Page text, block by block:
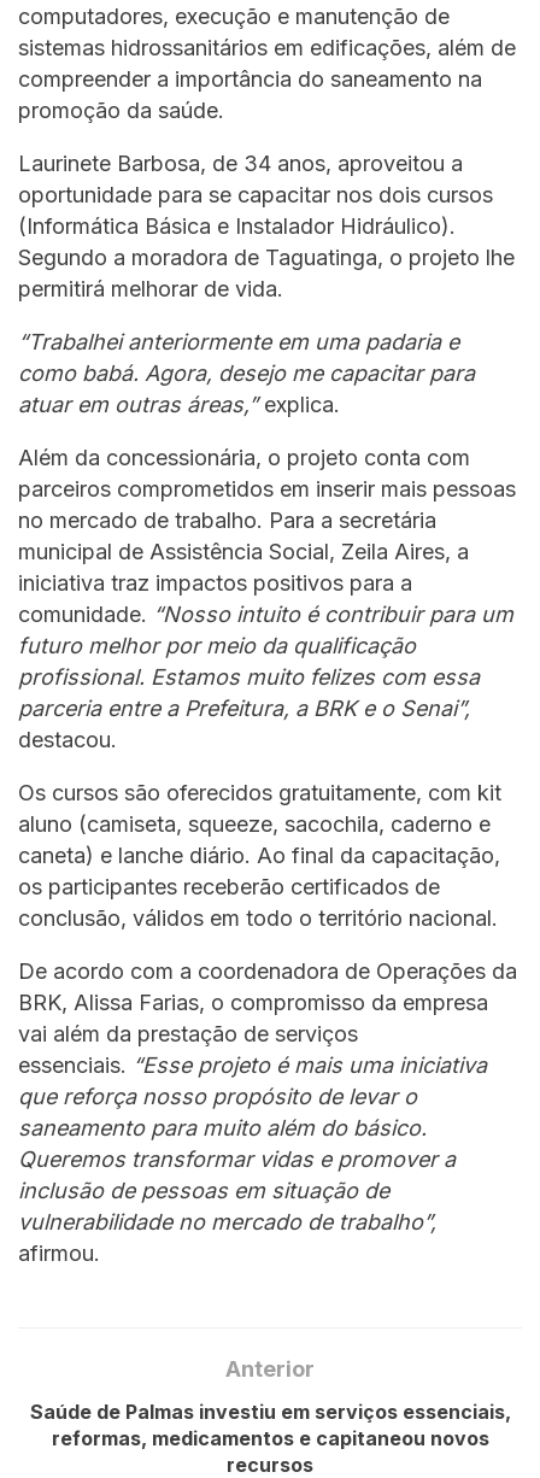
computadores, execução e manutenção de
sistemas hidrossanitários em edificações, além de
compreender a importância do saneamento na
promoção da saúde.
Laurinete Barbosa, de 34 anos, aproveitou a
oportunidade para se capacitar nos dois cursos
(Informática Básica e Instalador Hidráulico).
Segundo a moradora de Taguatinga, o projeto lhe
permitirá melhorar de vida.
“Trabalhei anteriormente em uma padaria e
como babá. Agora, desejo me capacitar para
atuar em outras áreas,”explica.
Além da concessionária, o projeto conta com
parceiros comprometidos em inserir mais pessoas
no mercado de trabalho. Para a secretária
municipal de Assistência Social, Zeila Aires, a
iniciativa traz impactos positivos para a
comunidade. “Nosso intuito é contribuir para um
futuro melhor por meio da qualificação
profissional. Estamos muito felizes com essa
parceria entre a Prefeitura, a BRK e o Senai”,
destacou.
Os cursos são oferecidos gratuitamente, com kit
aluno (camiseta, squeeze, sacochila, caderno e
caneta) e lanche diário. Ao final da capacitação,
os participantes receberão certificados de
conclusão, válidos em todo o território nacional.
De acordo com a coordenadora de Operações da
BRK, Alissa Farias, o compromisso da empresa
vai além da prestação de serviços
essenciais. “Esse projeto é mais uma iniciativa
que reforça nosso propósito de levar o
saneamento para muito além do básico.
Queremos transformar vidas e promover a
inclusão de pessoas em situação de
vulnerabilidade no mercado de trabalho”,
afirmou.
Anterior
Saúde de Palmas investiu em serviços essenciais,
reformas, medicamentos e capitaneou novos
recursos